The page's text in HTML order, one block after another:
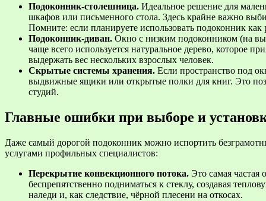
Подоконник-столешница. Идеальное решение для
шкафов или письменного стола. Здесь крайне важно
Помните: если планируете использовать подоконник
Подоконник-диван. Окно с низким подоконником (на
чаще всего используется натуральное дерево, которое
выдержать вес нескольких взрослых человек.
Скрытые системы хранения. Если пространство под
выдвижные ящики или открытые полки для книг. Это
студий.
Главные ошибки при выборе и
Даже самый дорогой подоконник можно испортить
услугами профильных специалистов:
Перекрытие конвекционного потока. Это самая
беспрепятственно подниматься к стеклу, создавая
наледи и, как следствие, чёрной плесени на откосах.